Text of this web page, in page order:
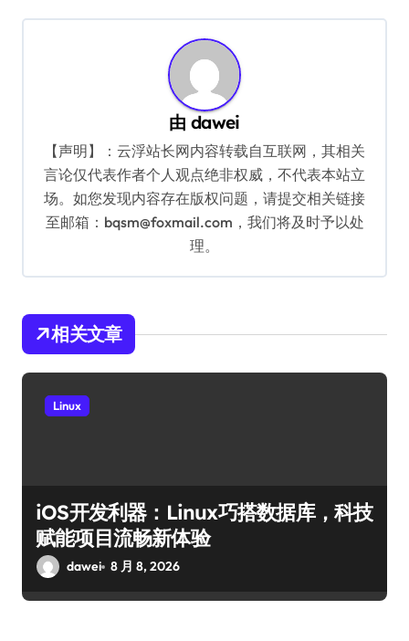
导
由dawei
【声明】：云浮站长网内容转载自互联网，其相关
言论仅代表作者个人观点绝非权威，不代表本站立
场。如您发现内容存在版权问题，请提交相关链接
至邮箱：bqsm@foxmail.com，我们将及时予以处
理。
相关文章
Linux
iOS开发利器：Linux巧搭数据库，科技
赋能项目流畅新体验
dawei 8 月 8, 2026